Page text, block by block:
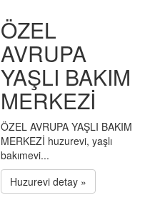
ÖZEL
AVRUPA
YAŞLI BAKIM
MERKEZİ
ÖZEL AVRUPA YAŞLI BAKIM
MERKEZİ huzurevi, yaşlı
bakımevi...
Huzurevi detay »